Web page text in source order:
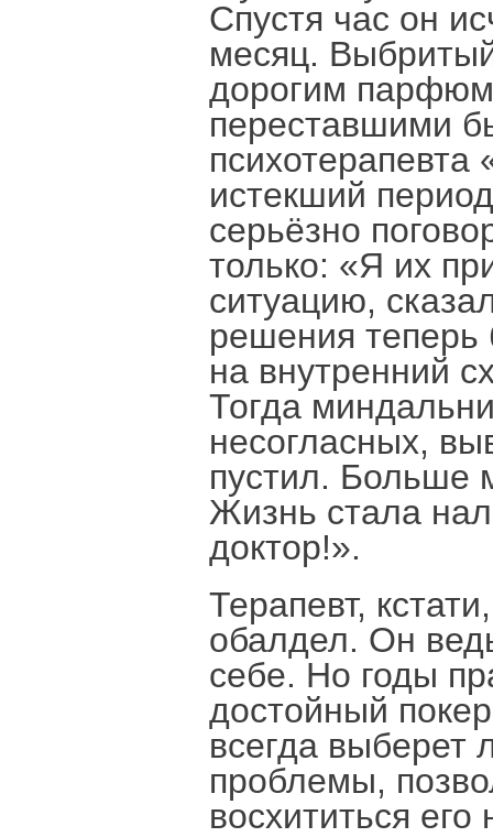
Спустя час он
месяц.
дорогим
переставшими
психотерапевта
истекший
серьёзно
только: «Я их
ситуацию,
решения
на внутренний
Тогда
несогласных,
пустил. Больше
Жизнь стала
доктор!».
Терапевт,
обалдел. Он
себе. Но годы
достойный
всегда выберет
проблемы,
восхититься